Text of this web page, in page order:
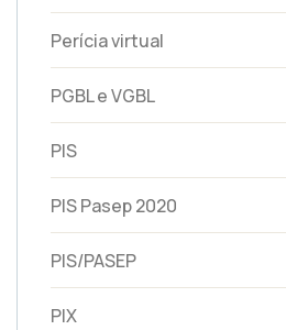
Perícia virtual
PGBL e VGBL
PIS
PIS Pasep 2020
PIS/PASEP
PIX